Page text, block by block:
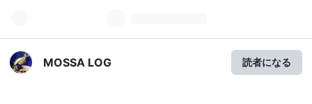
MOSSA LOG 読者になる